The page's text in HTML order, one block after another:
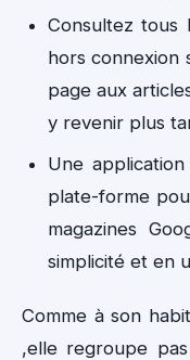
Consultez tous
hors connexion
page aux
y revenir plus
Une
plate-forme
magazines
simplicité et en
Comme à son
,elle regroupe